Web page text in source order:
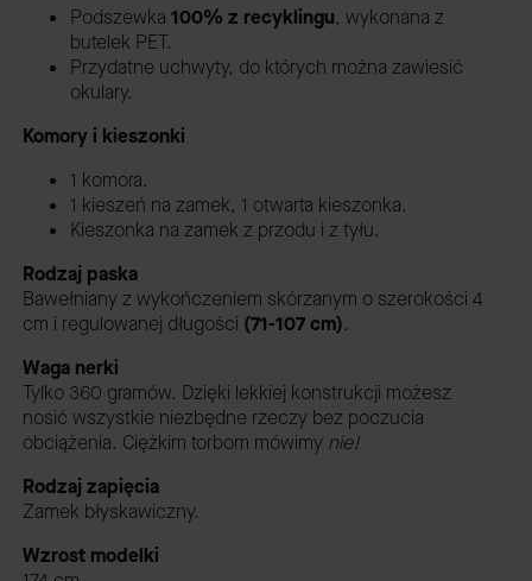
Podszewka 100% z recyklingu, wykonana z
butelek PET.
Przydatne uchwyty, do których można zawiesić
okulary.
Komory i kieszonki
1 komora.
1 kieszeń na zamek, 1 otwarta kieszonka.
Kieszonka na zamek z przodu i z tyłu.
Rodzaj paska
Bawełniany z wykończeniem skórzanym o szerokości 4
cm i regulowanej długości (71-107 cm).
Waga nerki
Tylko 360 gramów. Dzięki lekkiej konstrukcji możesz
nosić wszystkie niezbędne rzeczy bez poczucia
obciążenia. Ciężkim torbom mówimy nie!
Rodzaj zapięcia
Zamek błyskawiczny.
Wzrost modelki